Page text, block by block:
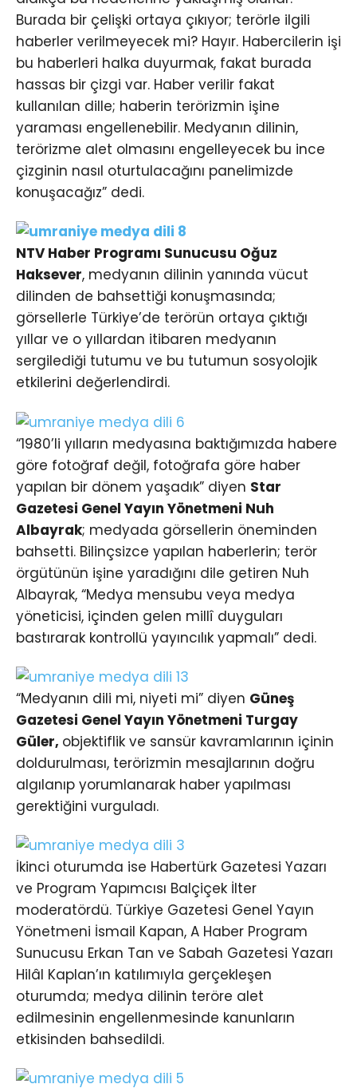
Burada bir çelişki ortaya çıkıyor; terörle ilgili
haberler verilmeyecek mi? Hayır. Habercilerin işi
bu haberleri halka duyurmak, fakat burada
hassas bir çizgi var. Haber verilir fakat
kullanılan dille; haberin terörizmin işine
yaraması engellenebilir. Medyanın dilinin,
terörizme alet olmasını engelleyecek bu ince
çizginin nasıl oturtulacağını panelimizde
konuşacağız” dedi.
NTV Haber Programı Sunucusu Oğuz
Haksever, medyanın dilinin yanında vücut
dilinden de bahsettiği konuşmasında;
görsellerle Türkiye’de terörün ortaya çıktığı
yıllar ve o yıllardan itibaren medyanın
sergilediği tutumu ve bu tutumun sosyolojik
etkilerini değerlendirdi.
“1980’li yılların medyasına baktığımızda habere
göre fotoğraf değil, fotoğrafa göre haber
yapılan bir dönem yaşadık” diyen Star
Gazetesi Genel Yayın Yönetmeni Nuh
Albayrak; medyada görsellerin öneminden
bahsetti. Bilinçsizce yapılan haberlerin; terör
örgütünün işine yaradığını dile getiren Nuh
Albayrak, “Medya mensubu veya medya
yöneticisi, içinden gelen millî duyguları
bastırarak kontrollü yayıncılık yapmalı” dedi.
“Medyanın dili mi, niyeti mi” diyen Güneş
Gazetesi Genel Yayın Yönetmeni Turgay
Güler, objektiflik ve sansür kavramlarının içinin
doldurulması, terörizmin mesajlarının doğru
algılanıp yorumlanarak haber yapılması
gerektiğini vurguladı.
İkinci oturumda ise Habertürk Gazetesi Yazarı
ve Program Yapımcısı Balçiçek İlter
moderatördü. Türkiye Gazetesi Genel Yayın
Yönetmeni İsmail Kapan, A Haber Program
Sunucusu Erkan Tan ve Sabah Gazetesi Yazarı
Hilâl Kaplan’ın katılımıyla gerçekleşen
oturumda; medya dilinin teröre alet
edilmesinin engellenmesinde kanunların
etkisinden bahsedildi.